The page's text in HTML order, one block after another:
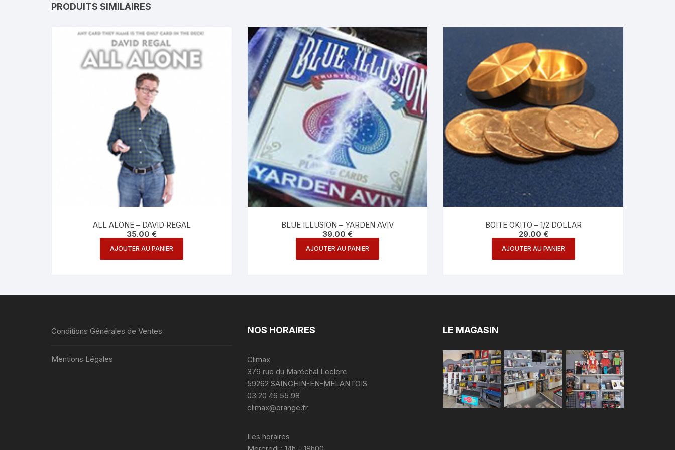
PRODUITS SIMILAIRES
ALL ALONE – DAVID REGAL
35.00 €
AJOUTER AU PANIER
BLUE ILLUSION – YARDEN AVIV
39.00 €
AJOUTER AU PANIER
BOITE OKITO – 1/2 DOLLAR
29.00 €
AJOUTER AU PANIER
Conditions Générales de Ventes
Mentions Légales
NOS HORAIRES
Climax
379 rue du Maréchal Leclerc
59262 SAINGHIN-EN-MELANTOIS
03 20 46 55 98
climax@orange.fr
Les horaires
LE MAGASIN